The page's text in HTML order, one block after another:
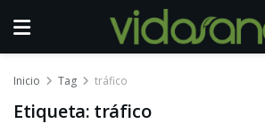
Inicio Tag tráfico
Etiqueta: tráfico